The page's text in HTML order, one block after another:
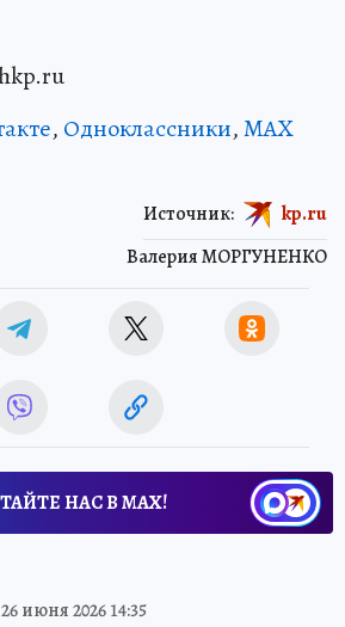
, Одноклассники,MAX
Валерия МОРГУНЕНКО
Источник: kp.ru
НАС В МАХ!
26 июня 2026 14:35